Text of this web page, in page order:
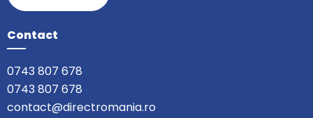
Contact
0743 807 678
0743 807 678
contact@directromania.ro